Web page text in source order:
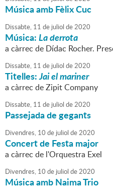
Música amb Fèlix Cuc
Dissabte, 11 de juliol de2020
Música:La derrota
a càrrec de Dídac Rocher.
Dissabte, 11 de juliol de2020
Titelles:Jai el mariner
a càrrec de Zipit Company
Dissabte, 11 de juliol de2020
Passejada de gegants
Divendres, 10 de juliol de2020
Concert de Festa major
a càrrec de l'Orquestra Exel
Divendres, 10 de juliol de2020
Música amb Naima Trio